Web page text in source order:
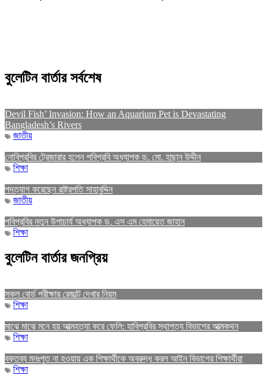
বুলেটিন বার্তার সর্বশেষ
Devil Fish’ Invasion: How an Aquarium Pet is Devastating
Bangladesh’s Rivers
জাতীয়
নোবিপ্রবির ট্রেজারার হলেন পবিপ্রবি অধ্যাপক ড. মো. হাছান উদ্দীন
শিক্ষা
পদত্যাগ করেছেন রাষ্ট্রপতি সাহাবুদ্দিন
জাতীয়
পবিপ্রবির নতুন উপাচার্য অধ্যাপক ড. এস এম হেমায়েত জাহান
শিক্ষা
বুলেটিন বার্তার জনপ্রিয়
সকল বোর্ড পরীক্ষার রেজাল্ট দেখার নিয়ম
শিক্ষা
মাঝে মাঝে মনে হয় আত্মহত্যা করে ফেলি: হাবিপ্রবির স্থাপত্য বিভাগের আত্মকথন
শিক্ষা
বক্তব্য মনঃপুত না হওয়ায় এক শিক্ষার্থীকে অবরুদ্ধ করল আইন বিভাগের শিক্ষার্থীরা
শিক্ষা